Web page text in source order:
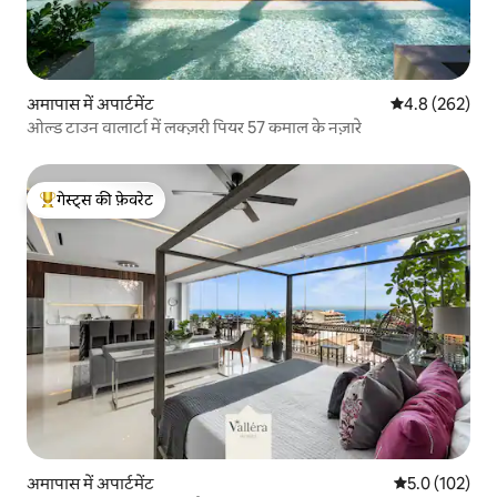
अमापास में अपार्टमेंट औसत रेटिंग 5 में
4.8 (262)
ओल्ड टाउन वालार्टा में लक्ज़री पियर 57 कमाल के नज़ारे
गेस्ट्स का टॉप फ़ेवरेट
गेस्ट्स की फ़ेवरेट
अमापास में अपार्टमेंट औसत रेटिंग 5 में
5.0 (102)